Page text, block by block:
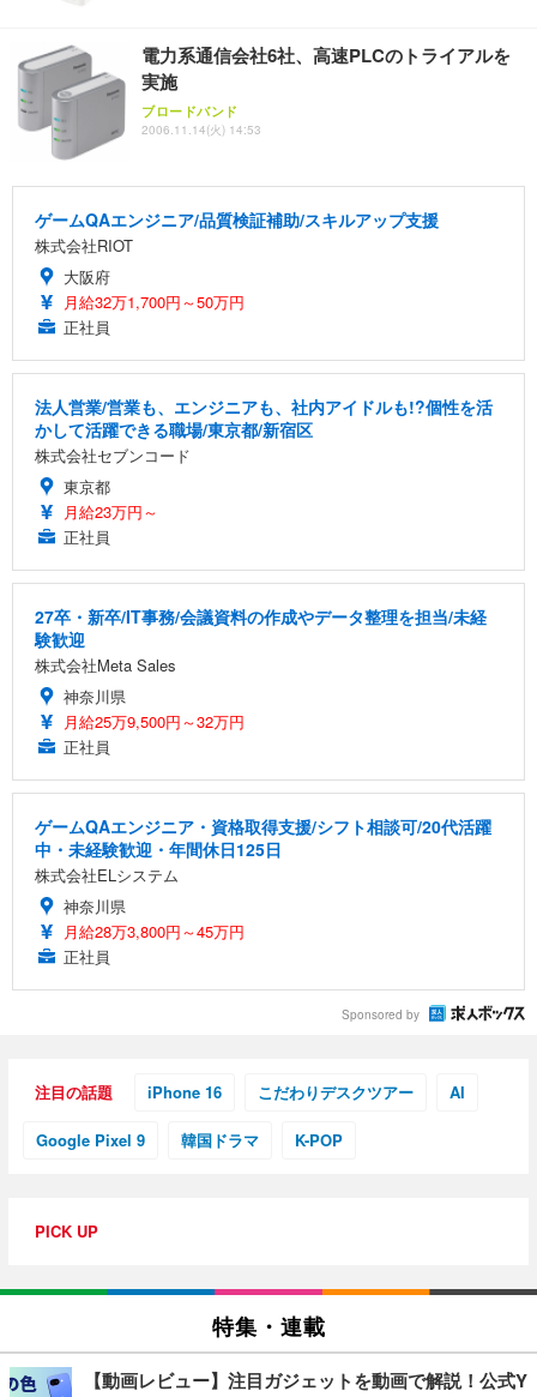
電力系通信会社6社、高速PLCのトライアルを
実施
ブロードバンド
2006.11.14(火) 14:53
ゲームQAエンジニア/品質検証補助/スキルアップ支援
株式会社RIOT
大阪府
月給32万1,700円～50万円
正社員
法人営業/営業も、エンジニアも、社内アイドルも!?個性を活
かして活躍できる職場/東京都/新宿区
株式会社セブンコード
東京都
月給23万円～
正社員
27卒・新卒/IT事務/会議資料の作成やデータ整理を担当/未経
験歓迎
株式会社Meta Sales
神奈川県
月給25万9,500円～32万円
正社員
ゲームQAエンジニア・資格取得支援/シフト相談可/20代活躍
中・未経験歓迎・年間休日125日
株式会社ELシステム
神奈川県
月給28万3,800円～45万円
正社員
Sponsored by
注目の話題 iPhone 16 こだわりデスクツアー AI
Google Pixel 9 韓国ドラマ K-POP
PICK UP
特集・連載
【動画レビュー】注目ガジェットを動画で解説！公式Y